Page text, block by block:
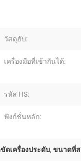
วัสดุฮับ:
เครื่องมือที่เข้ากันได้:
รหัส HS:
ฟังก์ชั่นหลัก:
ดเครื่องประดับ, ขนาดที่ส